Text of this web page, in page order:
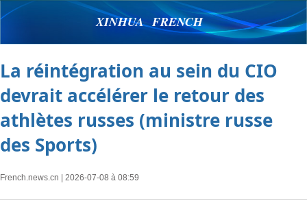
XINHUA FRENCH
La réintégration au sein du CIO
devrait accélérer le retour des
athlètes russes (ministre russe
des Sports)
French.news.cn | 2026-07-08 à 08:59